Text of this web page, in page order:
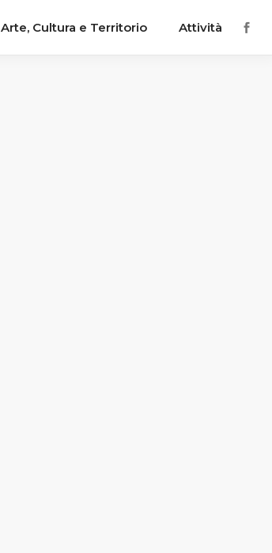
Arte, Cultura e Territorio Attività